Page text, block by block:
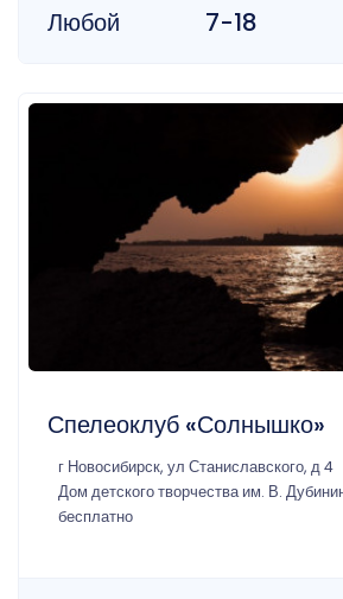
Любой 7-18
Спелеоклуб «Солнышко»
г Новосибирск, ул Станиславского, д 4
Дом детского творчества им. В.
бесплатно